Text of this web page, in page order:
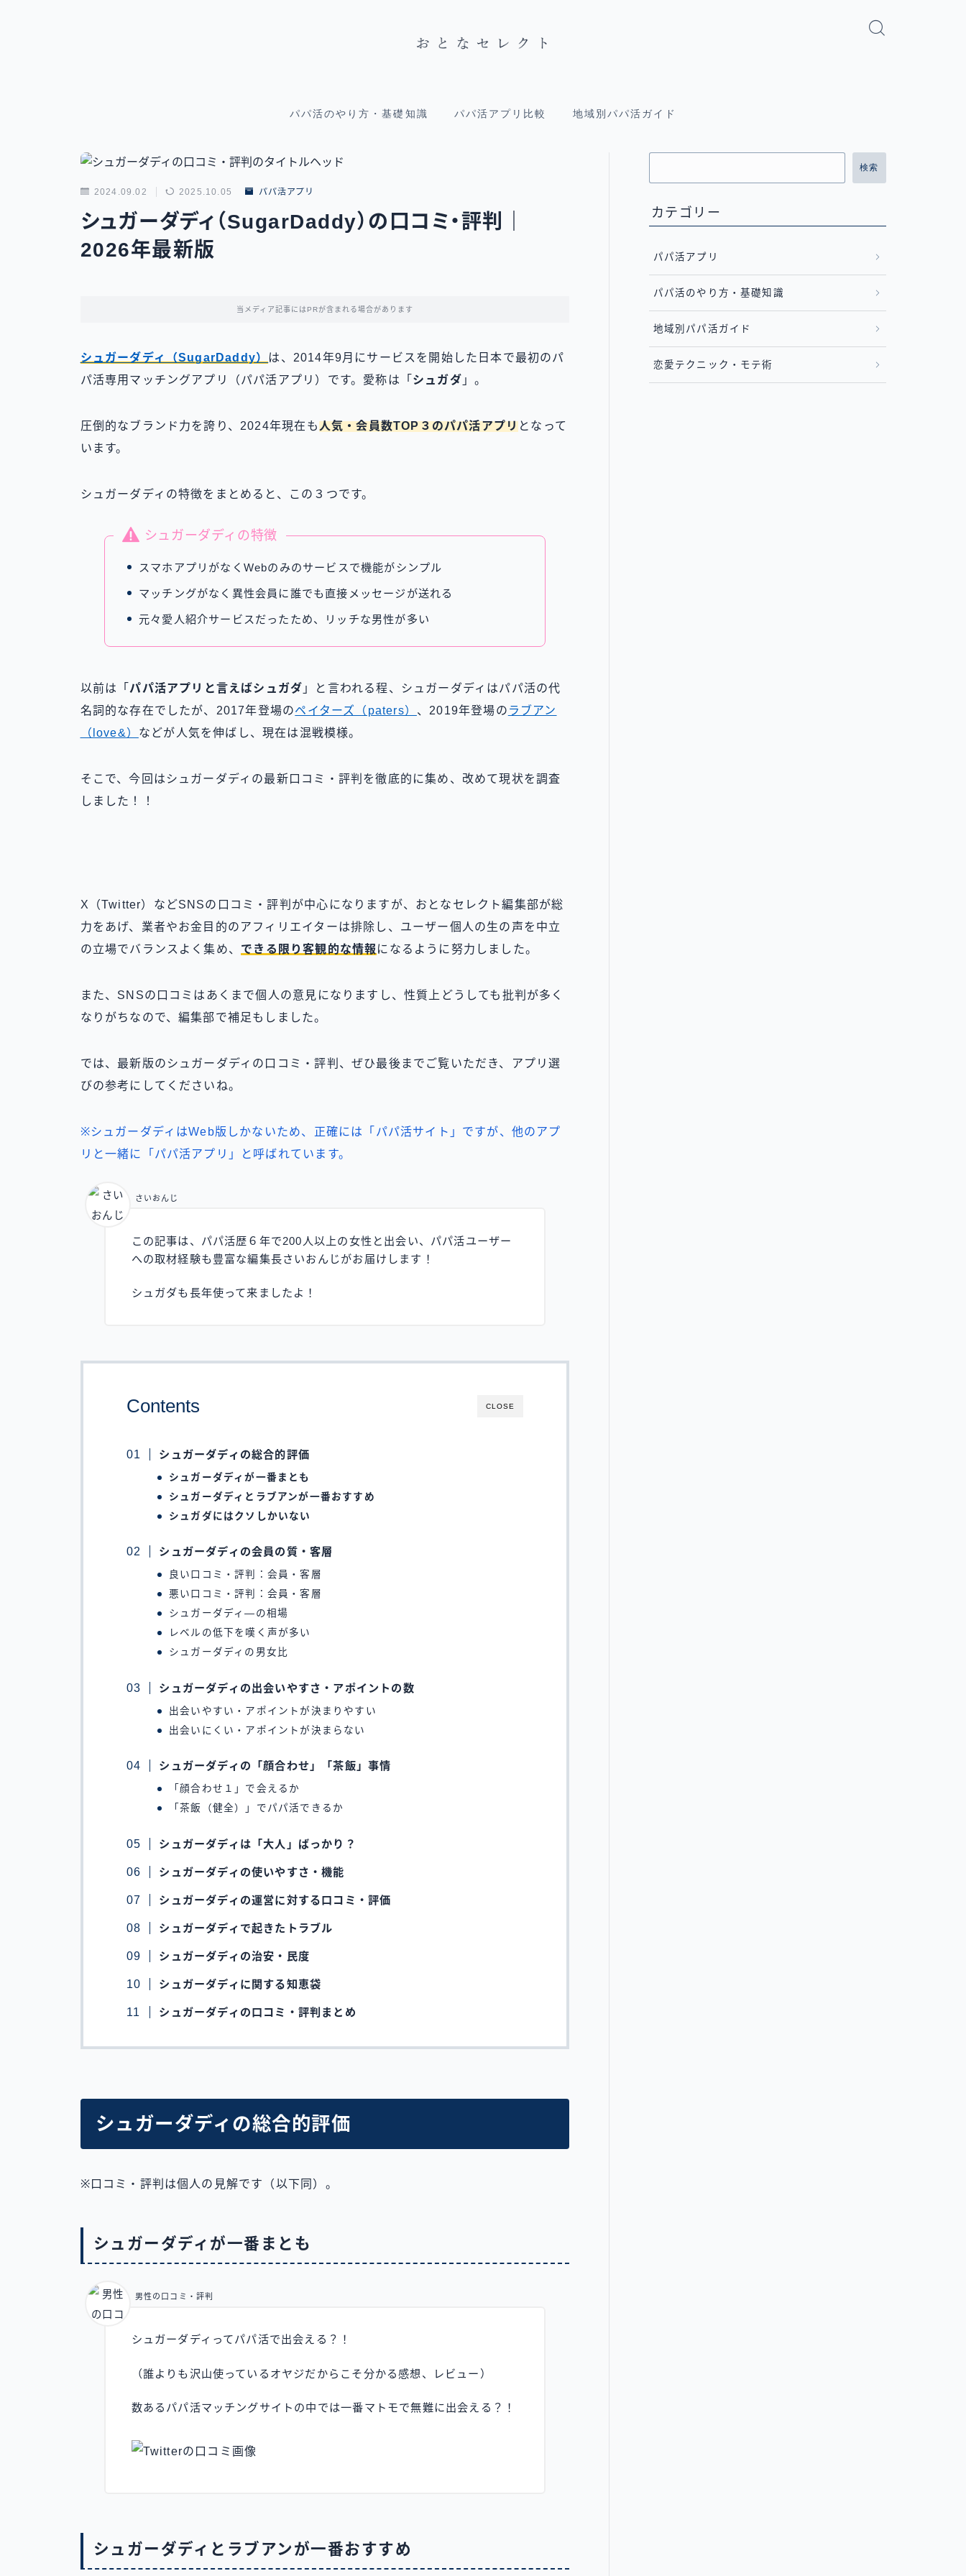
パパ活のやり方・基礎知識 パパ活アプリ比較 地域別パパ活ガイド
2024.09.02 2025.10.05 パパ活アプリ
シュガーダディ（SugarDaddy）の口コミ・評判｜
2026年最新版
当メディア記事にはPRが含まれる場合があります
シュガーダディ（SugarDaddy） は、2014年9月にサービスを開始した日本で最初のパ
パ活専用マッチングアプリ（パパ活アプリ）です。愛称は「 シュガダ 」。
圧倒的なブランド力を誇り、2024年現在も 人気・会員数TOP３のパパ活アプリ となって
います。
シュガーダディの特徴をまとめると、この３つです。
シュガーダディの特徴
スマホアプリがなくWebのみのサービスで機能がシンプル
マッチングがなく異性会員に誰でも直接メッセージが送れる
元々愛人紹介サービスだったため、リッチな男性が多い
以前は「 パパ活アプリと言えばシュガダ 」と言われる程、シュガーダディはパパ活の代
名詞的な存在でしたが、2017年登場のペイターズ（paters） 、2019年登場の ラブアン
（love&） などが人気を伸ばし、現在は混戦模様。
そこで、今回はシュガーダディの最新口コミ・評判を徹底的に集め、改めて現状を調査
しました！！
X（Twitter）などSNSの口コミ・評判が中心になりますが、おとなセレクト編集部が総
力をあげ、業者やお金目的のアフィリエイターは排除し、ユーザー個人の生の声を中立
の立場でバランスよく集め、 できる限り客観的な情報 になるように努力しました。
また、SNSの口コミはあくまで個人の意見になりますし、性質上どうしても批判が多く
なりがちなので、編集部で補足もしました。
では、最新版のシュガーダディの口コミ・評判、ぜひ最後までご覧いただき、アプリ選
びの参考にしてくださいね。
※シュガーダディはWeb版しかないため、正確には「パパ活サイト」ですが、他のアプ
リと一緒に「パパ活アプリ」と呼ばれています。
この記事は、パパ活歴６年で200人以上の女性と出会い、パパ活ユーザー
への取材経験も豊富な編集長さいおんじがお届けします！
シュガダも長年使って来ましたよ！
さいおんじ
CLOSE
Contents
シュガーダディの総合的評価
シュガーダディが一番まとも
シュガーダディとラブアンが一番おすすめ
シュガダにはクソしかいない
シュガーダディの会員の質・客層
良い口コミ・評判：会員・客層
悪い口コミ・評判：会員・客層
シュガーダディ―の相場
レベルの低下を嘆く声が多い
シュガーダディの男女比
シュガーダディの出会いやすさ・アポイントの数
出会いやすい・アポイントが決まりやすい
出会いにくい・アポイントが決まらない
シュガーダディの「顔合わせ」「茶飯」事情
「顔合わせ１」で会えるか
「茶飯（健全）」でパパ活できるか
シュガーダディは「大人」ばっかり？
シュガーダディの使いやすさ・機能
シュガーダディの運営に対する口コミ・評価
シュガーダディで起きたトラブル
シュガーダディの治安・民度
シュガーダディに関する知恵袋
シュガーダディの口コミ・評判まとめ
シュガーダディの総合的評価
※口コミ・評判は個人の見解です（以下同）。
シュガーダディが一番まとも
シュガーダディってパパ活で出会える？！
（誰よりも沢山使っているオヤジだからこそ分かる感想、レビュー）
数あるパパ活マッチングサイトの中では一番マトモで無難に出会える？！
男性の口コミ・評判
シュガーダディとラブアンが一番おすすめ
検索
カテゴリー
パパ活アプリ
パパ活のやり方・基礎知識
地域別パパ活ガイド
恋愛テクニック・モテ術